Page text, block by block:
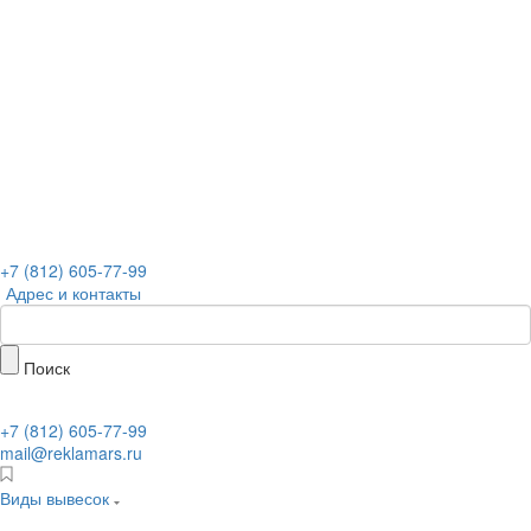
+7 (812) 605-77-99
Адрес и контакты
Поиск
+7 (812) 605-77-99
mail@reklamars.ru
Виды вывесок